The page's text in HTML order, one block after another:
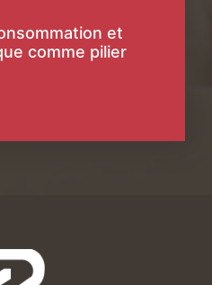
et
comme pilier